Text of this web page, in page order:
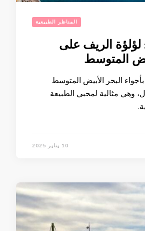
المناظر الطبيعية
لؤلؤة الريف على
المتوسط
البحر الأبيض المتوسط
وهي مثالية لمحبي الطبيعة
10 يناير 2025